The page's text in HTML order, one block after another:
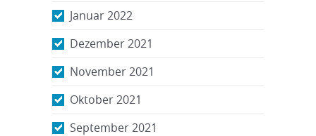
Januar 2022
Dezember 2021
November 2021
Oktober 2021
September 2021